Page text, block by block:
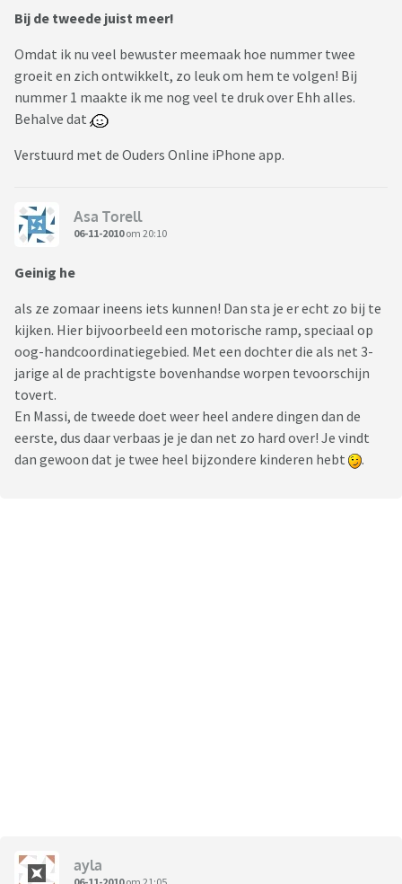
Bij de tweede juist meer!
Omdat ik nu veel bewuster meemaak hoe nummer twee
groeit en zich ontwikkelt, zo leuk om hem te volgen! Bij
nummer 1 maakte ik me nog veel te druk over Ehh alles.
Behalve dat
Verstuurd met de Ouders Online iPhone app.
Asa Torell
06-11-2010om 20:10
Geinig he
als ze zomaar ineens iets kunnen! Dan sta je er echt zo bij te
kijken. Hier bijvoorbeeld een motorische ramp, speciaal op
oog-handcoordinatiegebied. Met een dochter die als net 3-
jarige al de prachtigste bovenhandse worpen tevoorschijn
tovert.
En Massi, de tweede doet weer heel andere dingen dan de
eerste, dus daar verbaas je je dan net zo hard over! Je vindt
dan gewoon dat je twee heel bijzondere kinderen hebt
.
ayla